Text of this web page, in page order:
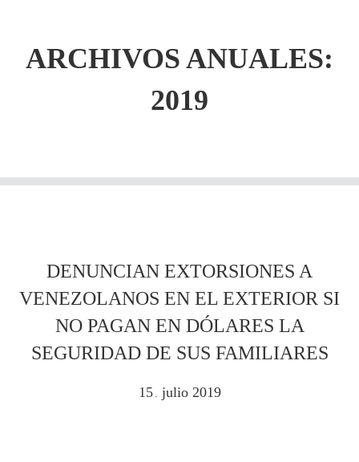
ARCHIVOS ANUALES:
2019
DENUNCIAN EXTORSIONES A
VENEZOLANOS EN EL EXTERIOR SI
NO PAGAN EN DÓLARES LA
SEGURIDAD DE SUS FAMILIARES
15 . julio 2019